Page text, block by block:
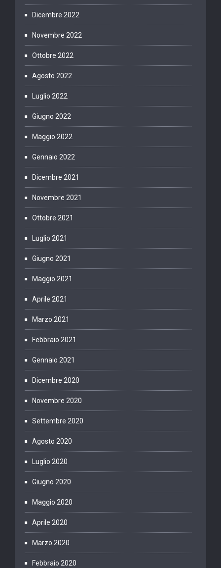
Dicembre 2022
Novembre 2022
Ottobre 2022
Agosto 2022
Luglio 2022
Giugno 2022
Maggio 2022
Gennaio 2022
Dicembre 2021
Novembre 2021
Ottobre 2021
Luglio 2021
Giugno 2021
Maggio 2021
Aprile 2021
Marzo 2021
Febbraio 2021
Gennaio 2021
Dicembre 2020
Novembre 2020
Settembre 2020
Agosto 2020
Luglio 2020
Giugno 2020
Maggio 2020
Aprile 2020
Marzo 2020
Febbraio 2020